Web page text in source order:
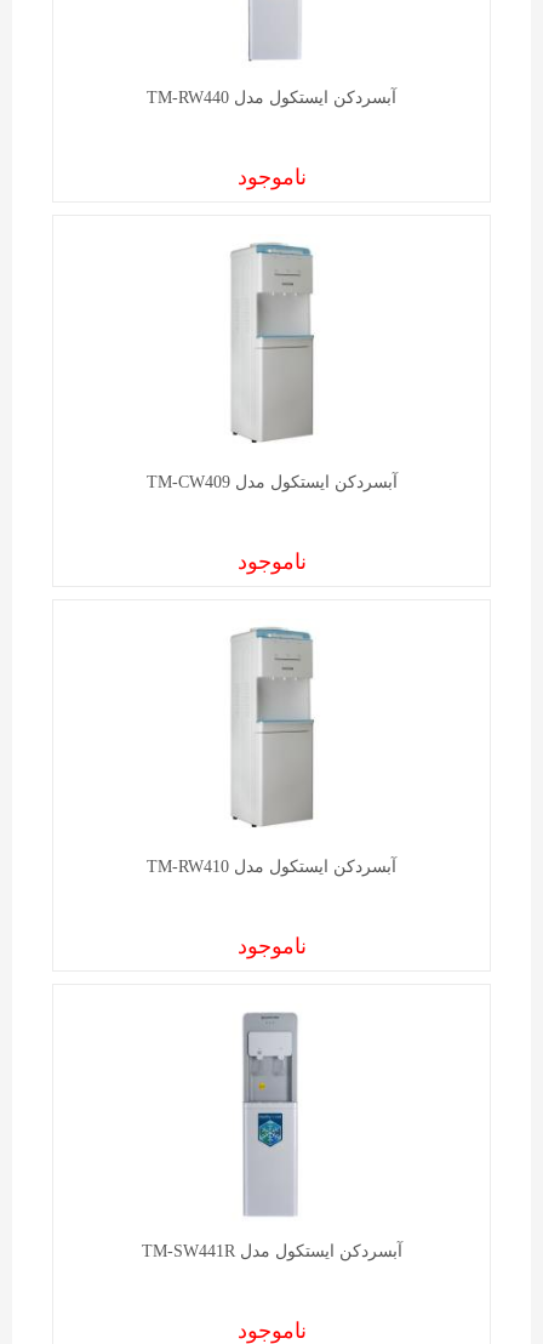
آبسردکن ايستکول مدل TM-RW440
ناموجود
آبسردکن ايستکول مدل TM-CW409
ناموجود
آبسردکن ايستکول مدل TM-RW410
ناموجود
آبسردکن ايستکول مدل TM-SW441R
ناموجود